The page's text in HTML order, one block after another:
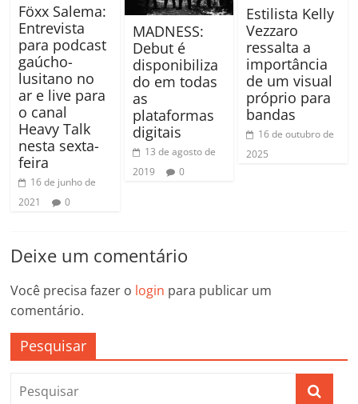
Föxx Salema:
Entrevista
para podcast
gaúcho-
lusitano no
ar e live para
o canal
Heavy Talk
nesta sexta-
feira
16 de junho de
2021
0
MADNESS:
Debut é
disponibiliza
do em todas
as
plataformas
digitais
13 de agosto de
2019
0
Estilista Kelly
Vezzaro
ressalta a
importância
de um visual
próprio para
bandas
16 de outubro de
2025
Deixe um comentário
Você precisa fazer o login para publicar um
comentário.
Pesquisar